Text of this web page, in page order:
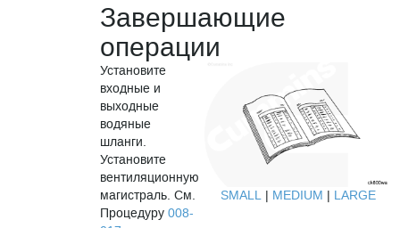
Завершающие
операции
Установите
входные и
выходные
водяные
шланги.
Установите
вентиляционную
магистраль. См.
Процедуру008-
SMALL | MEDIUM | LARGE